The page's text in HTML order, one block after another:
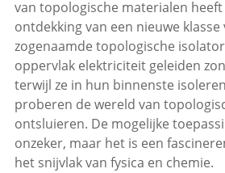
van topologische materialen
ontdekking van een nieuwe
zogenaamde topologische
oppervlak elektriciteit geleiden
terwijl ze in hun binnenste
proberen de wereld van
ontsluieren. De mogelijke
onzeker, maar het is een
het snijvlak van fysica en chemie.